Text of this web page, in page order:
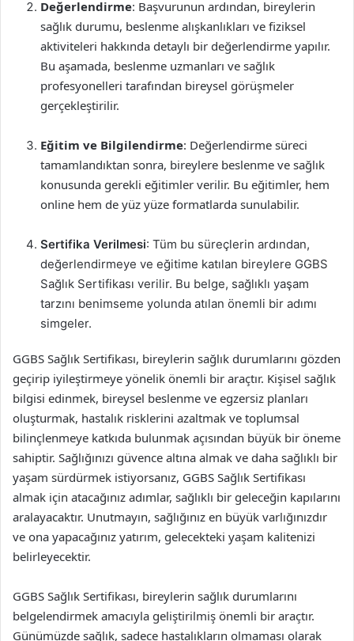
Değerlendirme: Başvurunun ardından, bireylerin
sağlık durumu, beslenme alışkanlıkları ve fiziksel
aktiviteleri hakkında detaylı bir değerlendirme yapılır.
Bu aşamada, beslenme uzmanları ve sağlık
profesyonelleri tarafından bireysel görüşmeler
gerçekleştirilir.
Eğitim ve Bilgilendirme: Değerlendirme süreci
tamamlandıktan sonra, bireylere beslenme ve sağlık
konusunda gerekli eğitimler verilir. Bu eğitimler, hem
online hem de yüz yüze formatlarda sunulabilir.
Sertifika Verilmesi: Tüm bu süreçlerin ardından,
değerlendirmeye ve eğitime katılan bireylere GGBS
Sağlık Sertifikası verilir. Bu belge, sağlıklı yaşam
tarzını benimseme yolunda atılan önemli bir adımı
simgeler.
GGBS Sağlık Sertifikası, bireylerin sağlık durumlarını gözden
geçirip iyileştirmeye yönelik önemli bir araçtır. Kişisel sağlık
bilgisi edinmek, bireysel beslenme ve egzersiz planları
oluşturmak, hastalık risklerini azaltmak ve toplumsal
bilinçlenmeye katkıda bulunmak açısından büyük bir öneme
sahiptir. Sağlığınızı güvence altına almak ve daha sağlıklı bir
yaşam sürdürmek istiyorsanız, GGBS Sağlık Sertifikası
almak için atacağınız adımlar, sağlıklı bir geleceğin kapılarını
aralayacaktır. Unutmayın, sağlığınız en büyük varlığınızdır
ve ona yapacağınız yatırım, gelecekteki yaşam kalitenizi
belirleyecektir.
GGBS Sağlık Sertifikası, bireylerin sağlık durumlarını
belgelendirmek amacıyla geliştirilmiş önemli bir araçtır.
Günümüzde sağlık, sadece hastalıkların olmaması olarak